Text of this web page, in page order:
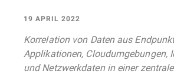
19 APRIL 2022
Korrelation von Daten aus
Applikationen, Cloudumgebungen,
und Netzwerkdaten in einer